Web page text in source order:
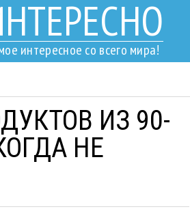
интересное со всего мира!
ИЗ 90-
НЕ